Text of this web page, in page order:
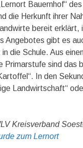
Bauernhof“
die Herkunft ihrer
bereit
Angebotes gibt es
die Schule. Aus
sind das
In den
Landwirtschaft“
Kreisverband
zum Lernort